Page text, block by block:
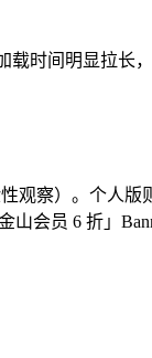
载时间明显拉长
观察）。个人版
会员 6 折」